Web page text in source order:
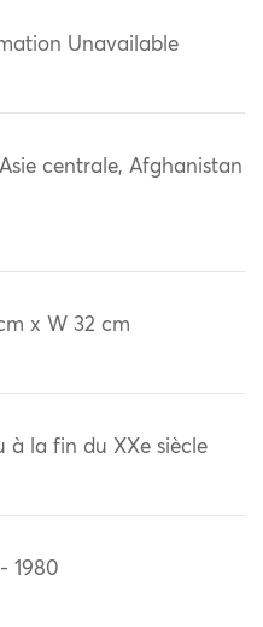
Unavailable
centrale, Afghanistan
x W 32 cm
à la fin du XXe siècle
1980